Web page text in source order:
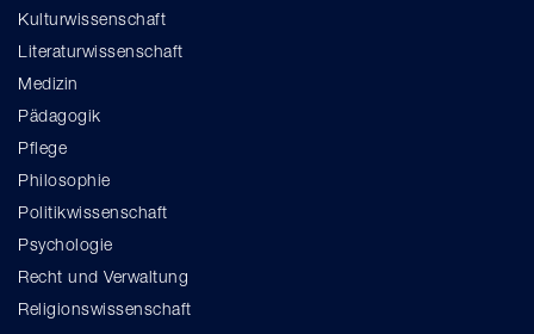
Kulturwissenschaft
Literaturwissenschaft
Medizin
Pädagogik
Pflege
Philosophie
Politikwissenschaft
Psychologie
Recht und Verwaltung
Religionswissenschaft